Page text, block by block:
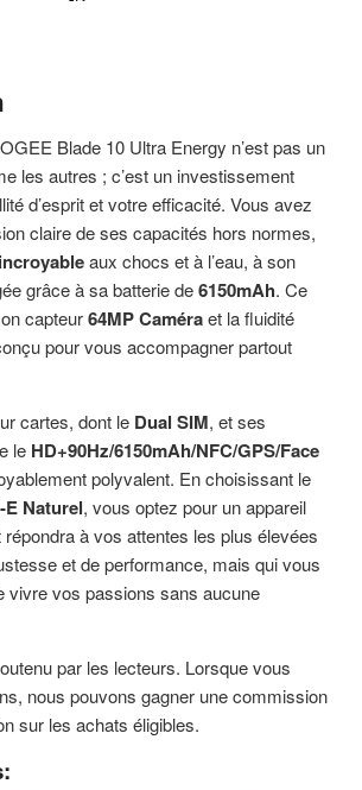
Blade 10 Ultra Energy n’est pas un
les autres ; c’est un investissement
d’esprit et votre efficacité. Vous avez
claire de ses capacités hors normes,
aux chocs et à l’eau, à son
grâce à sa batterie de6150mAh. Ce
capteur64MP Caméraet la fluidité
pour vous accompagner partout
cartes, dont le Dual SIM, et ses
le HD+90Hz/6150mAh/NFC/GPS/Face
polyvalent. En choisissant le
E Naturel, vous optez pour un appareil
à vos attentes les plus élevées
et de performance, mais qui vous
vivre vos passions sans aucune
par les lecteurs. Lorsque vous
nous pouvons gagner une commission
sur les achats éligibles.